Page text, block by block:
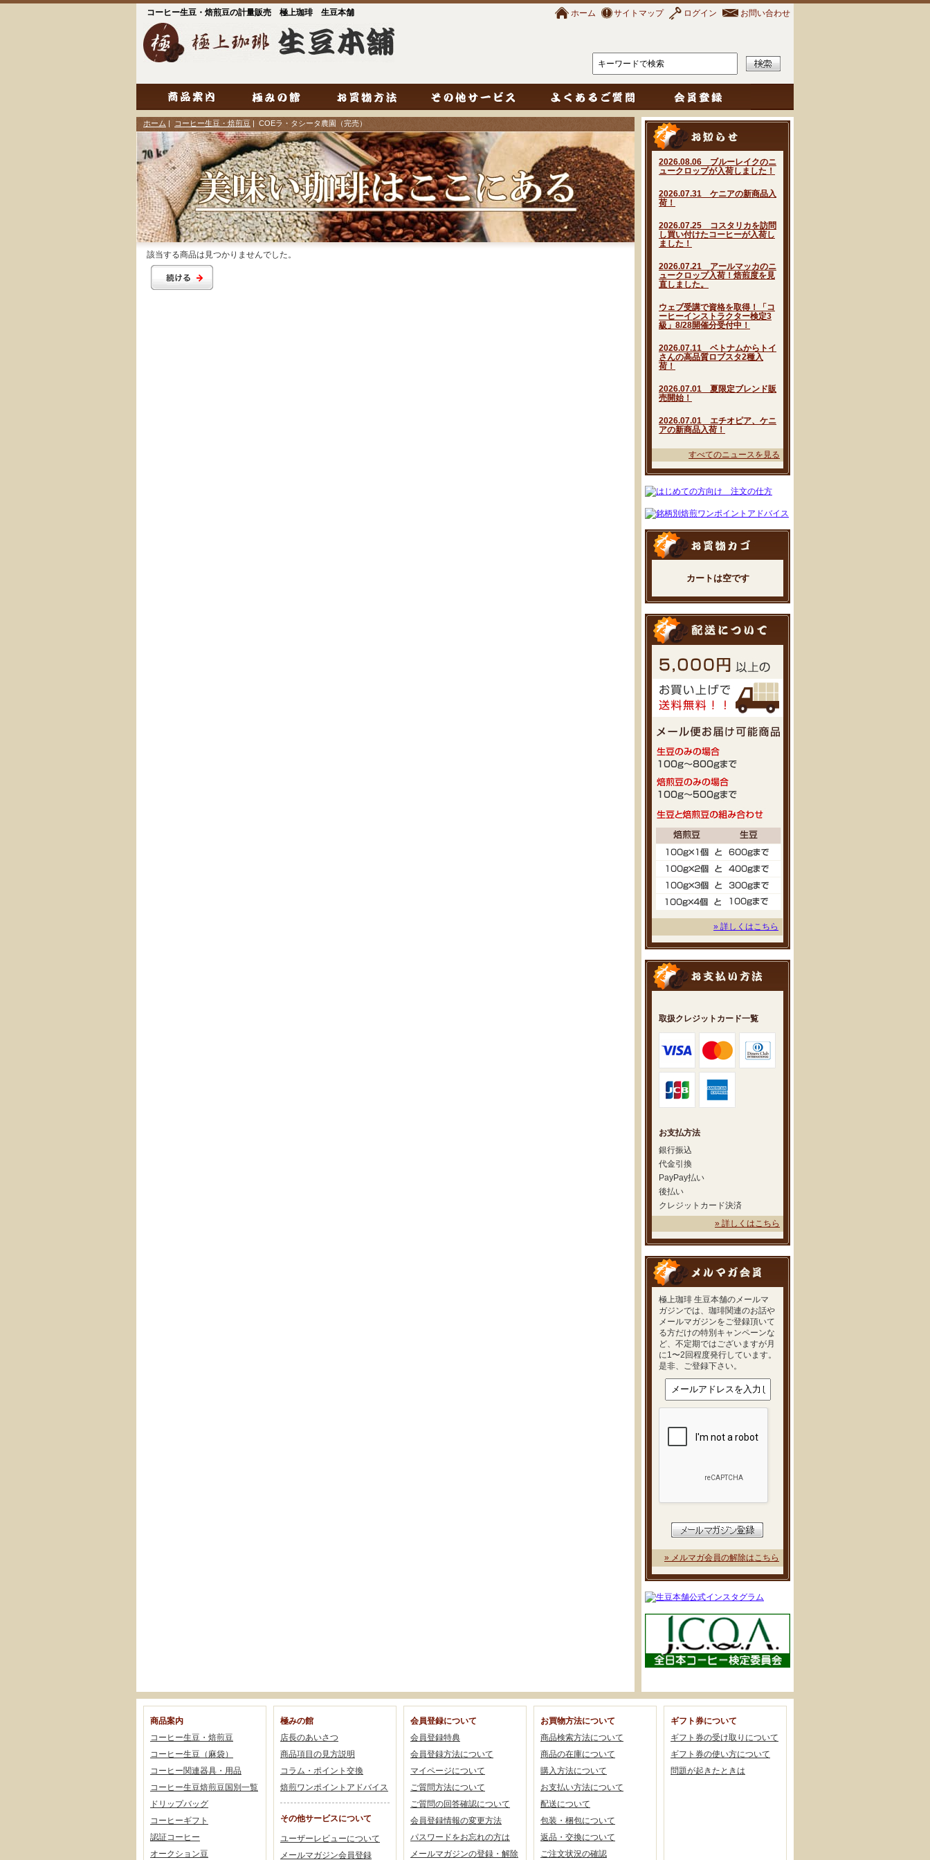
コーヒー生豆・焙煎豆の計量販売 極上珈琲 生豆本舗 ホーム サイトマップ ログイン お問い合わせ
2026.08.06 ブルーレイクのニ
ュークロップが入荷しました！
2026.07.31 ケニアの新商品入
荷！
2026.07.25 コスタリカを訪問
し買い付けたコーヒーが入荷し
ました！
2026.07.21 アールマッカのニ
ュークロップ入荷！焙煎度を見
直しました。
ウェブ受講で資格を取得！「コ
ーヒーインストラクター検定3
級」8/28開催分受付中！
2026.07.11 ベトナムからトイ
さんの高品質ロブスタ2種入
荷！
2026.07.01 夏限定ブレンド販
売開始！
2026.07.01 エチオピア、ケニ
アの新商品入荷！
すべてのニュースを見る
カートは空です
» 詳しくはこちら
取扱クレジットカード一覧
お支払方法
銀行振込
代金引換
PayPay払い
後払い
クレジットカード決済
» 詳しくはこちら
極上珈琲 生豆本舗のメールマ
ガジンでは、珈琲関連のお話や
メールマガジンをご登録頂いて
る方だけの特別キャンペーンな
ど、不定期ではございますが月
に1〜2回程度発行しています。
是非、ご登録下さい。
» メルマガ会員の解除はこちら
ホーム | コーヒー生豆・焙煎豆 | COEラ・タシータ農園（完売）
該当する商品は見つかりませんでした。
商品案内
コーヒー生豆・焙煎豆
コーヒー生豆（麻袋）
コーヒー関連器具・用品
コーヒー生豆焙煎豆国別一覧
ドリップバッグ
コーヒーギフト
認証コーヒー
オークション豆
極みの館
店長のあいさつ
商品項目の見方説明
コラム・ポイント交換
焙煎ワンポイントアドバイス
その他サービスについて
ユーザーレビューについて
メールマガジン会員登録
会員登録について
会員登録特典
会員登録方法について
マイページについて
ご質問方法について
ご質問の回答確認について
会員登録情報の変更方法
パスワードをお忘れの方は
メールマガジンの登録・解除
お買物方法について
商品検索方法について
商品の在庫について
購入方法について
お支払い方法について
配送について
包装・梱包について
返品・交換について
ご注文状況の確認
ギフト券について
ギフト券の受け取りについて
ギフト券の使い方について
問題が起きたときは